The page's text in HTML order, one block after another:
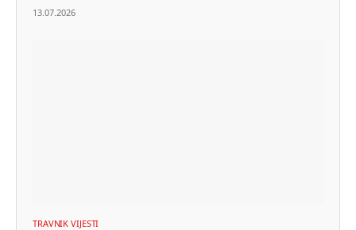
13.07.2026
TRAVNIK VIJESTI